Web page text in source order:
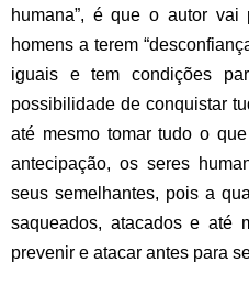
humana”, é que o autor
homens a terem
iguais e tem condições
possibilidade de conquistar
até mesmo tomar tudo o
antecipação, os seres
seus semelhantes, pois a
saqueados, atacados e até
prevenir e atacar antes para